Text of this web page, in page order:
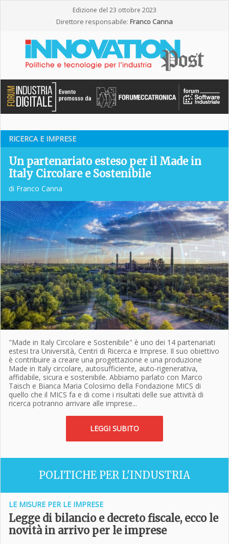
Edizione del 23 ottobre 2023
Direttore responsabile: Franco Canna
RICERCA E IMPRESE
Un partenariato esteso per il Made in
Italy Circolare e Sostenibile
di Franco Canna
"Made in Italy Circolare e Sostenibile" è uno dei 14 partenariati
estesi tra Università, Centri di Ricerca e Imprese. Il suo obiettivo
è contribuire a creare una progettazione e una produzione
Made in Italy circolare, autosufficiente, auto-rigenerativa,
affidabile, sicura e sostenibile. Abbiamo parlato con Marco
Taisch e Bianca Maria Colosimo della Fondazione MICS di
quello che il MICS fa e di come i risultati delle sue attività di
ricerca potranno arrivare alle imprese...
LEGGI SUBITO
POLITICHE PER L'INDUSTRIA
LE MISURE PER LE IMPRESE
Legge di bilancio e decreto fiscale, ecco le
novità in arrivo per le imprese